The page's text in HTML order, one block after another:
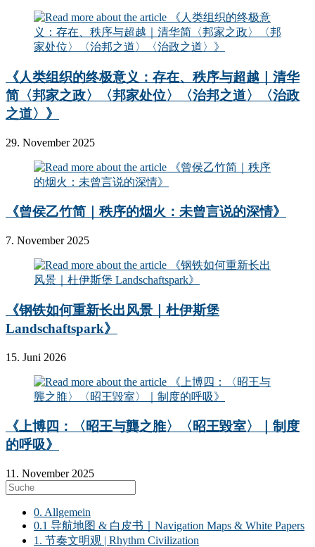
《人类组织的终极意义：存在、秩序与超越｜清华
简〈邦家之政〉〈邦家处位〉〈治邦之道〉〈治政
之道〉》
29. November 2025
《曾侯乙竹简｜秩序的烟火：未曾言说的深情》
7. November 2025
《钢铁如何重新长出风景｜杜伊斯堡
Landschaftspark》
15. Juni 2026
《上博四：〈昭王与龔之脽〉〈昭王毀室〉｜制度
的呼吸》
11. November 2025
0. Allgemein
0.1 导航地图 & 白皮书｜Navigation Maps & White Papers
1. 节奏文明观 | Rhythm Civilization